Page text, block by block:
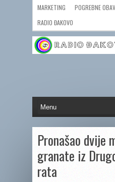
MARKETING POGREBNE
RADIO ĐAKOVO
Pronašao dvije
granate iz
rata